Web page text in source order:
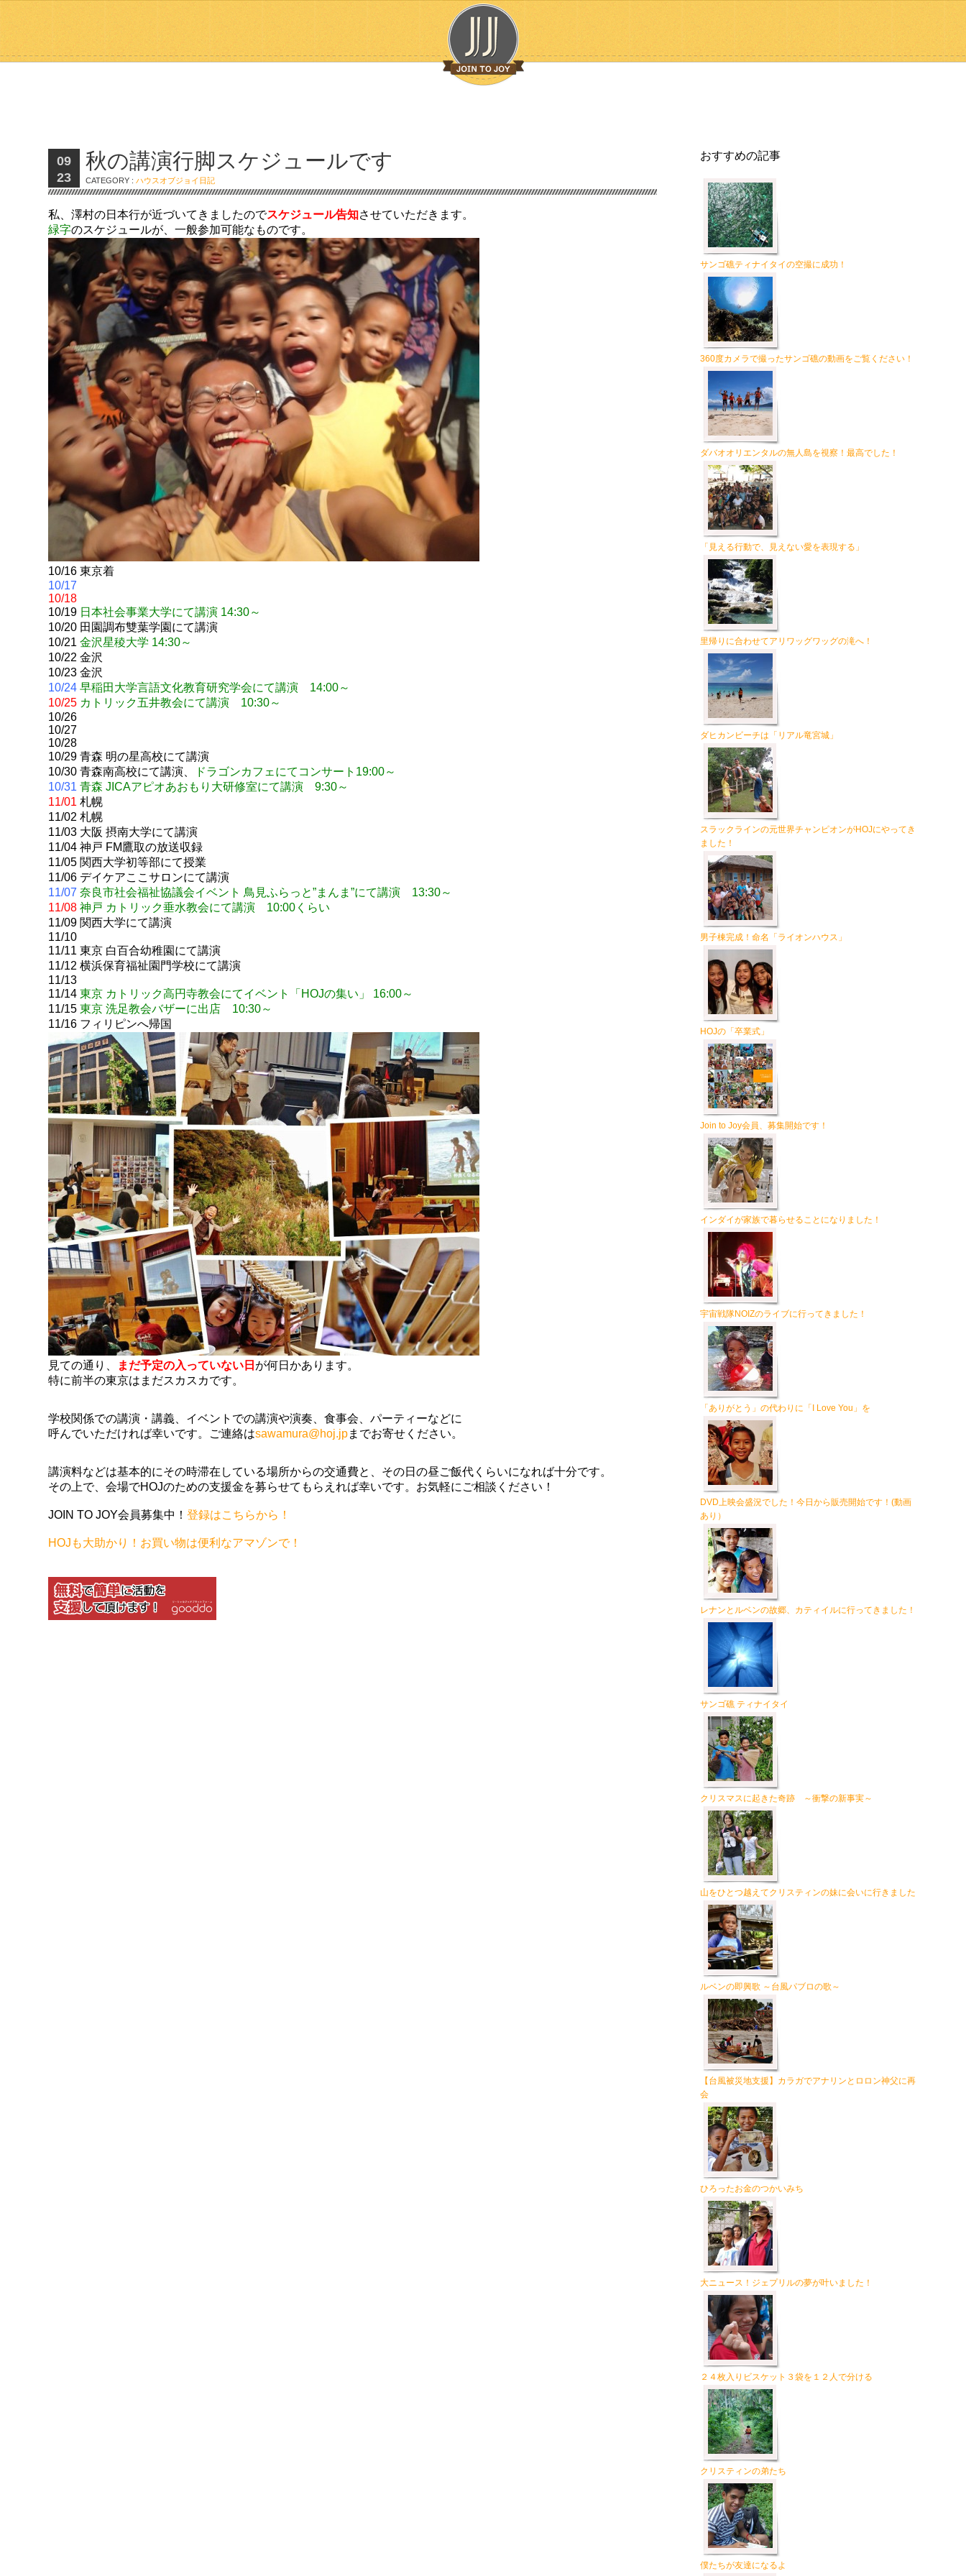
09
23
秋の講演行脚スケジュールです
CATEGORY :ハウスオブジョイ日記
私、澤村の日本行が近づいてきましたのでスケジュール告知させていただきます。
緑字のスケジュールが、一般参加可能なものです。
10/16 東京着
10/17
10/18
10/19 日本社会事業大学にて講演 14:30～
10/20 田園調布雙葉学園にて講演
10/21金沢星稜大学 14:30～
10/22 金沢
10/23 金沢
10/24早稲田大学言語文化教育研究学会にて講演 14:00～
10/25 カトリック五井教会にて講演 10:30～
10/26
10/27
10/28
10/29 青森 明の星高校にて講演
10/30 青森南高校にて講演、
ドラゴンカフェにてコンサート19:00～
10/31 青森 JICAアピオあおもり大研修室にて講演 9:30～
11/01札幌
11/02 札幌
11/03 大阪 摂南大学にて講演
11/04 神戸 FM鷹取の放送収録
11/05 関西大学初等部にて授業
11/06 デイケアここサロンにて講演
11/07 奈良市社会福祉協議会イベント 鳥見ふらっと”まんま”にて講演 13:30～
11/08 神戸 カトリック垂水教会にて講演 10:00くらい
11/09 関西大学にて講演
11/10
11/11 東京 白百合幼稚園にて講演
11/12 横浜保育福祉園門学校にて講演
11/13
11/14東京 カトリック高円寺教会にてイベント「HOJの集い」 16:00～
11/15東京 洗足教会バザーに出店 10:30～
11/16 フィリピンへ帰国
見ての通り、 まだ予定の入っていない日 が何日かあります。
特に前半の東京はまだスカスカです。
学校関係での講演・講義、イベントでの講演や演奏、食事会、パーティーなどに
呼んでいただければ幸いです。ご連絡はsawamura@hoj.jpまでお寄せください。
講演料などは基本的にその時滞在している場所からの交通費と、その日の昼ご飯代くらいになれば十分です。
その上で、会場でHOJのための支援金を募らせてもらえれば幸いです。お気軽にご相談ください！
JOIN TO JOY会員募集中！登録はこちらから！
HOJも大助かり！お買い物は便利なアマゾンで！
おすすめの記事
サンゴ礁ティナイタイの空撮に成功！
360度カメラで撮ったサンゴ礁の動画をご覧ください！
ダバオオリエンタルの無人島を視察！最高でした！
「見える行動で、見えない愛を表現する」
里帰りに合わせてアリワッグワッグの滝へ！
ダヒカンビーチは「リアル竜宮城」
スラックラインの元世界チャンピオンがHOJにやってき
ました！
男子棟完成！命名「ライオンハウス」
HOJの「卒業式」
Join to Joy会員、募集開始です！
インダイが家族で暮らせることになりました！
宇宙戦隊NOIZのライブに行ってきました！
「ありがとう」の代わりに「I Love You」を
DVD上映会盛況でした！今日から販売開始です！(動画
あり）
レナンとルベンの故郷、カティイルに行ってきました！
サンゴ礁 ティナイタイ
クリスマスに起きた奇跡 ～衝撃の新事実～
山をひとつ越えてクリスティンの妹に会いに行きました
ルベンの即興歌 ～台風パブロの歌～
【台風被災地支援】カラガでアナリンとロロン神父に再
会
ひろったお金のつかいみち
大ニュース！ジェプリルの夢が叶いました！
２４枚入りビスケット３袋を１２人で分ける
クリスティンの弟たち
僕たちが友達になるよ